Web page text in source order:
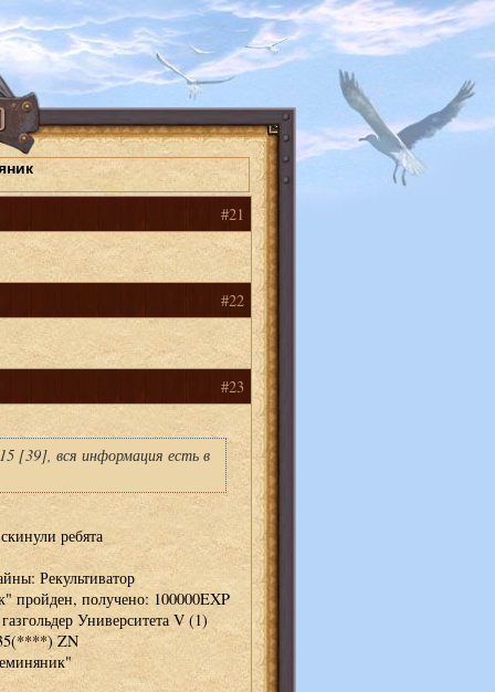
#21
#22
#23
[39], вся информация есть в
ребята
Рекультиватор
пройден, получено: 100000EXP
Университета V (1)
ZN